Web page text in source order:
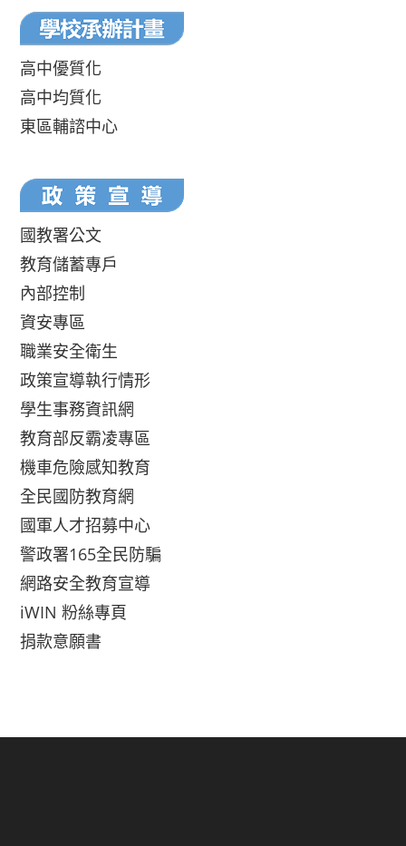
高中優質化
高中均質化
東區輔諮中心
國教署公文
教育儲蓄專戶
內部控制
資安專區
職業安全衛生
政策宣導執行情形
學生事務資訊網
教育部反霸凌專區
機車危險感知教育
全民國防教育網
國軍人才招募中心
警政署165全民防騙
網路安全教育宣導
iWIN 粉絲專頁
捐款意願書